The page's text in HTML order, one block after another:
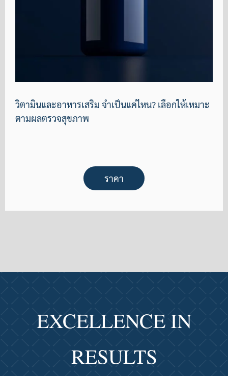
วิตามินและอาหารเสริม จำเป็นแค่ไหน? เลือกให้เหมาะ
ตามผลตรวจสุขภาพ
ราคา
EXCELLENCE IN
RESULTS